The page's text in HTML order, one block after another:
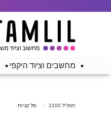
מחשבים וציוד היקפי
תמליל 2100 סל קניות